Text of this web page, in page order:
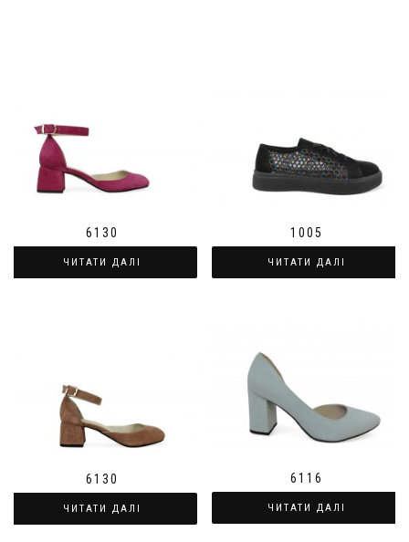
6130
ЧИТАТИ ДАЛІ
1005
ЧИТАТИ ДАЛІ
6130
ЧИТАТИ ДАЛІ
6116
ЧИТАТИ ДАЛІ